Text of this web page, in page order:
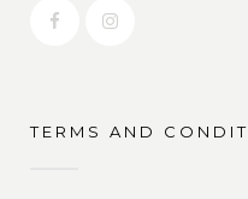
TERMS AND